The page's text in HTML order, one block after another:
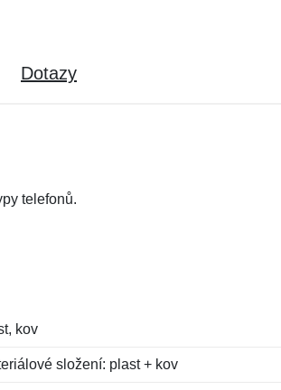
Dotazy
telefonů.
kov
složení: plast + kov